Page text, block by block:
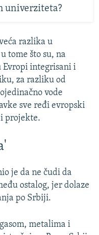
univerziteta?
razlika u
tome što su, na
integrisani i
za razliku od
vode
sve ređi evropski
projekte.
je da ne čudi da
ostalog, jer dolaze
po Srbiji.
metalima i